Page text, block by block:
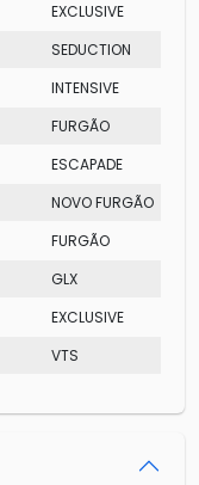
EXCLUSIVE
SEDUCTION
INTENSIVE
FURGÃO
ESCAPADE
NOVO FURGÃO
FURGÃO
GLX
EXCLUSIVE
VTS